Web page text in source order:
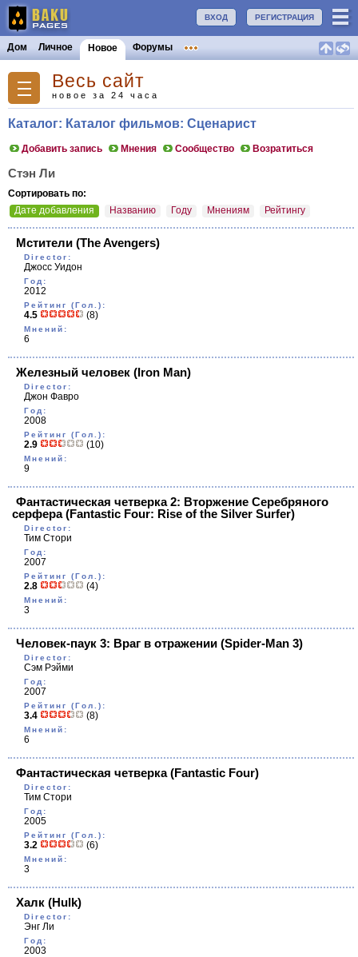
РЕГИСТРАЦИЯ
ВХОД
Дом Личное Новое Форумы
Весь сайт
новое за 24 часа
Каталог: Каталог фильмов: Сценарист
Добавить запись Мнения Сообщество Возратиться
Стэн Ли
Сортировать по:
Дате добавления
Названию Году Мнениям Рейтингу
Мстители (The Avengers)
Director:
Джосс Уидон
Год:
2012
Рейтинг (Гол.):
4.5 (8)
Мнений:
6
Железный человек (Iron Man)
Director:
Джон Фавро
Год:
2008
Рейтинг (Гол.):
2.9 (10)
Мнений:
9
Фантастическая четверка 2: Вторжение Серебряного
серфера(Fantastic Four: Rise of the Silver Surfer)
Director:
Тим Стори
Год:
2007
Рейтинг (Гол.):
2.8 (4)
Мнений:
3
Человек-паук 3: Враг в отражении (Spider-Man 3)
Director:
Сэм Рэйми
Год:
2007
Рейтинг (Гол.):
3.4 (8)
Мнений:
6
Фантастическая четверка(Fantastic Four)
Director:
Тим Стори
Год:
2005
Рейтинг (Гол.):
3.2 (6)
Мнений:
3
Халк (Hulk)
Director:
Энг Ли
Год:
2003